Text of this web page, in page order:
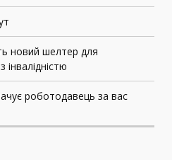
новий шелтер для
роботодавець за вас